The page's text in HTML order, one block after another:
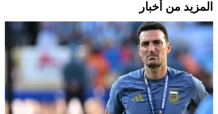
المزيد من أخبار